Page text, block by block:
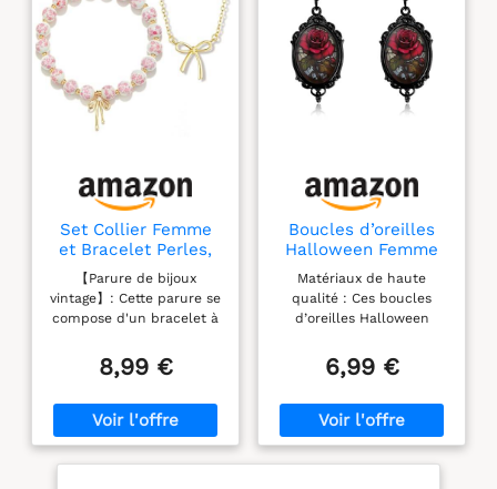
Set Collier Femme
et Bracelet Perles,
Bracelet vintage à
fleurs, Collier avec
Noud or, extensible
en perles, Bijou
Cadeaux pour filles
【Parure de bijoux
vintage】: Cette parure se
compose d'un bracelet à
floraux et d'un collier à
nœud. L'ensemble est
porté ensemble ou
séparément, révélant
8,99 €
Boucles d’oreilles
Halloween Femme
Gothique Rose
Rouge Vintage –
Bijoux Halloween
Femme Gothique
Women's Style,
Pendantes Rétro
Verre Fleur pour
Déguisement
Matériaux de haute
qualité : Ces boucles
d’oreilles Halloween
en avec un revêtement
noir lisse et résistant.
verre cabochon protège
l’image détaillée d’une
6,99 €